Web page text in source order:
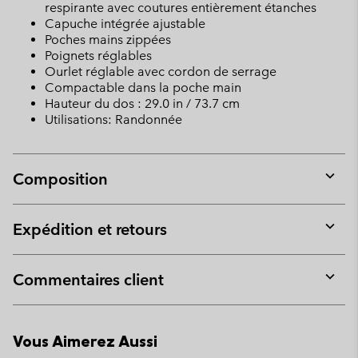
respirante avec coutures entièrement étanches
Capuche intégrée ajustable
Poches mains zippées
Poignets réglables
Ourlet réglable avec cordon de serrage
Compactable dans la poche main
Hauteur du dos : 29.0 in / 73.7 cm
Utilisations: Randonnée
Composition
or
Expédition et retours
or
Commentaires client
or
Vous Aimerez Aussi